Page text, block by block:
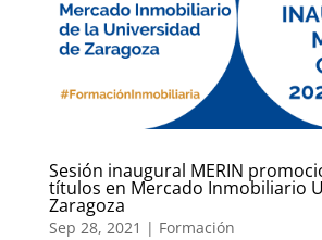
Sesión inaugural MERIN
títulos en Mercado Inmobiliario
Zaragoza
Sep 28, 2021 | Formación